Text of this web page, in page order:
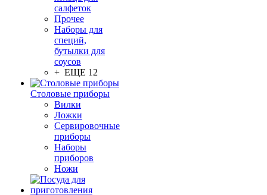
салфеток
Прочее
Наборы для
специй,
бутылки для
соусов
+ ЕЩЕ 12
Столовые приборы
Вилки
Ложки
Сервировочные
приборы
Наборы
приборов
Ножи